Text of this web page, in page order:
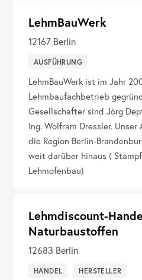
LehmBauWerk
12167 Berlin
AUSFÜHRUNG
LehmBauWerk ist im Jahr
Lehmbaufachbetrieb
Gesellschafter sind Jörg
Ing. Wolfram Dressler.
die Region Berlin-
weit darüber hinaus (
Lehmofenbau)
Lehmdiscount-
Naturbaustoffen
12683 Berlin
HANDEL HERSTELLER